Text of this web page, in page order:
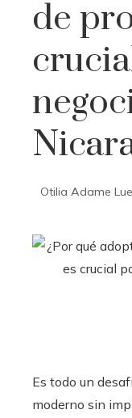
de
Otilia Adame
Es todo un
moderno sin